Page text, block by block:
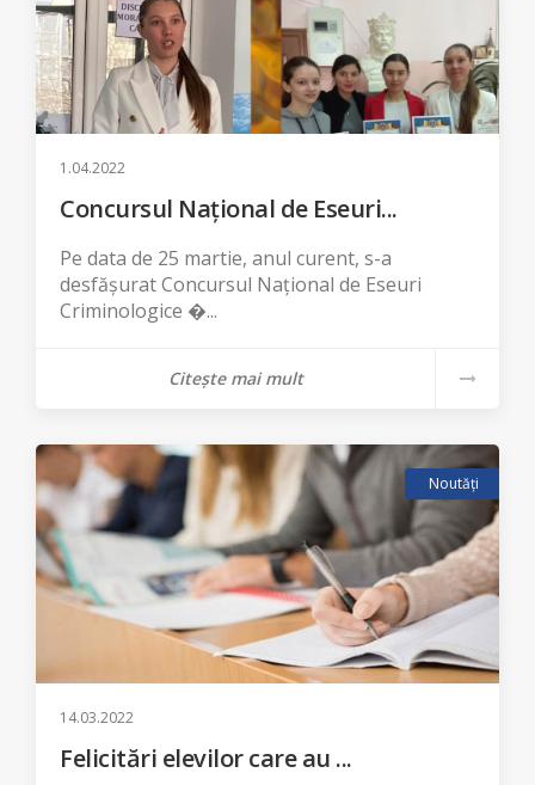
1.04.2022
Concursul Național de Eseuri...
Pe data de 25 martie, anul curent, s-a
desfășurat Concursul Național de Eseuri
Criminologice �...
Citește mai mult
Noutăți
14.03.2022
Felicitări elevilor care au ...